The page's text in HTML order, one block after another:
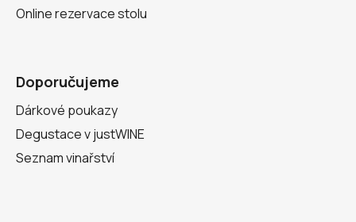
Online rezervace stolu
Doporučujeme
Dárkové poukazy
Degustace v justWINE
Seznam vinařství